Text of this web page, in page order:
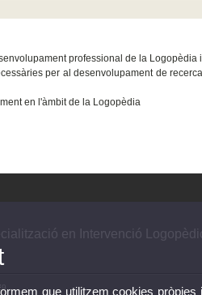
professional de la
per al desenvolupament de
en l'àmbit de la Logopèdia
en Intervenció
que utilitzem cookies